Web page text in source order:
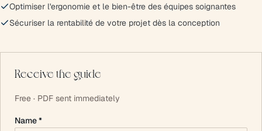
Optimiser l'ergonomie et le bien-être des équipes soignantes
Sécuriser la rentabilité de votre projet dès la conception
Receive the guide
Free · PDF sent immediately
Name *